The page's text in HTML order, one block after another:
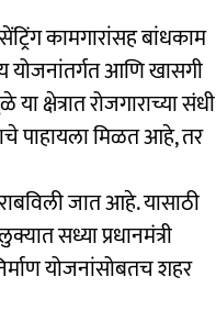
कामगारांसह बांधकाम
योजनांतर्गत आणि खासगी
क्षेत्रात रोजगाराच्या संधी
पाहायला मिळत आहे, तर
जात आहे. यासाठी
सध्या प्रधानमंत्री
योजनांसोबतच शहर